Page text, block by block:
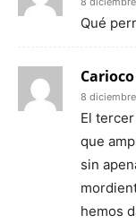
Qué
Carioco
8
El
que
sin
hemos